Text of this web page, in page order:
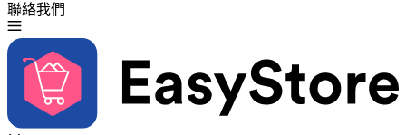
聯絡我們